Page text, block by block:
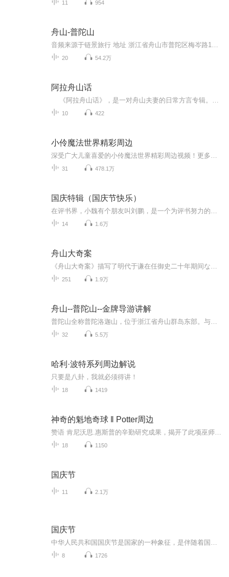
11 954
舟山-普陀山
20 54.2万
阿拉舟山话
10 422
小伶魔法世界精彩周边
31 478.1万
国庆特辑（国庆节快乐）
14 1.6万
舟山大奇案
251 1.9万
舟山--普陀山--金牌导游讲解
32 5.5万
哈利·波特系列周边解说
只要是八卦，我就必须得讲！
18 1419
神奇的魁地奇球 ‖ Potter周边
18 1150
国庆节
11 2.1万
国庆节
8 1726